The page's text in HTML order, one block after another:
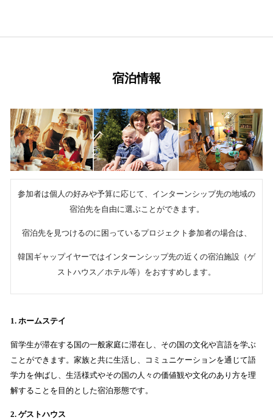
宿泊情報
参加者は個人の好みや予算に応じて、インターンシップ先の地域の
宿泊先を自由に選ぶことができます。
宿泊先を見つけるのに困っているプロジェクト参加者の場合は、
韓国ギャップイヤーではインターンシップ先の近くの宿泊施設（ゲ
ストハウス／ホテル等）をおすすめします。
1. ホームステイ
留学生が滞在する国の一般家庭に滞在し、その国の文化や言語を学ぶ
ことができます。家族と共に生活し、コミュニケーションを通じて語
学力を伸ばし、生活様式やその国の人々の価値観や文化のあり方を理
解することを目的とした宿泊形態です。
2. ゲストハウス